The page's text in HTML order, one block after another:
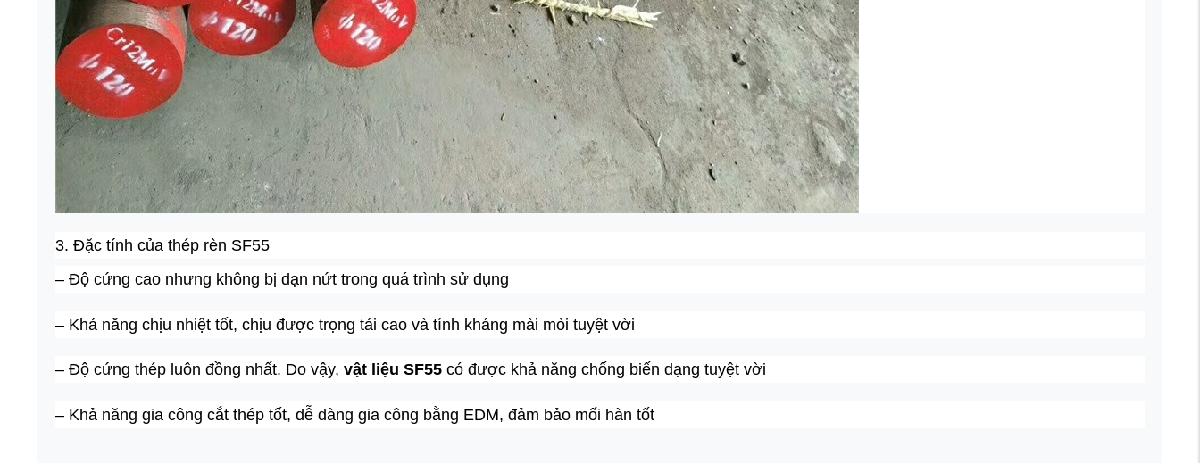
3. Đặc tính của thép rèn SF55
– Độ cứng cao nhưng không bị dạn nứt trong quá trình sử dụng
– Khả năng chịu nhiệt tốt, chịu được trọng tải cao và tính kháng mài mòi tuyệt vời
– Độ cứng thép luôn đồng nhất. Do vậy, vật liệu SF55 có được khả năng chống biến dạng tuyệt vời
– Khả năng gia công cắt thép tốt, dễ dàng gia công bằng EDM, đảm bảo mối hàn tốt